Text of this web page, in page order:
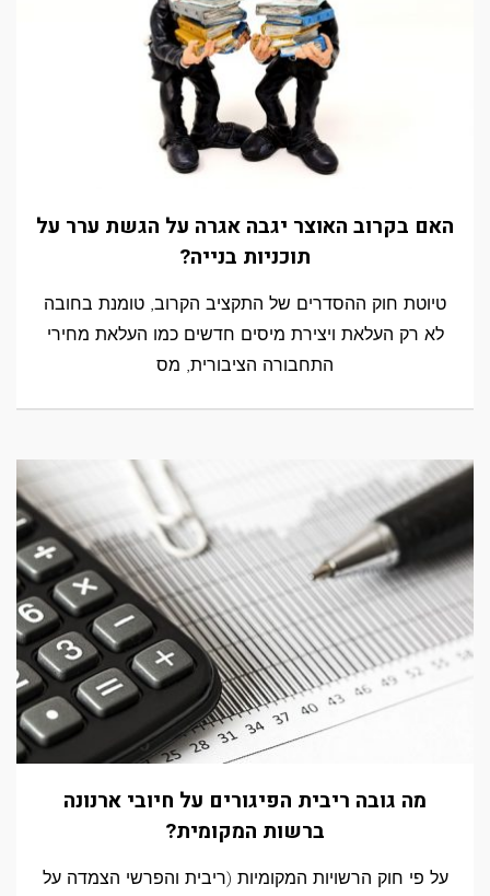
האם בקרוב האוצר יגבה אגרה על הגשת ערר על
תוכניות בנייה?
טיוטת חוק ההסדרים של התקציב הקרוב, טומנת בחובה
לא רק העלאת ויצירת מיסים חדשים כמו העלאת מחירי
התחבורה הציבורית, מס
מה גובה ריבית הפיגורים על חיובי ארנונה
ברשות המקומית?
על פי חוק הרשויות המקומיות (ריבית והפרשי הצמדה על